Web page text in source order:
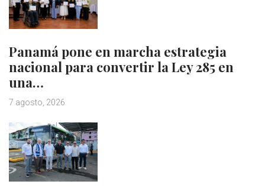
Panamá pone en marcha estrategia
nacional para convertir la Ley 285 en
una…
7 agosto, 2026